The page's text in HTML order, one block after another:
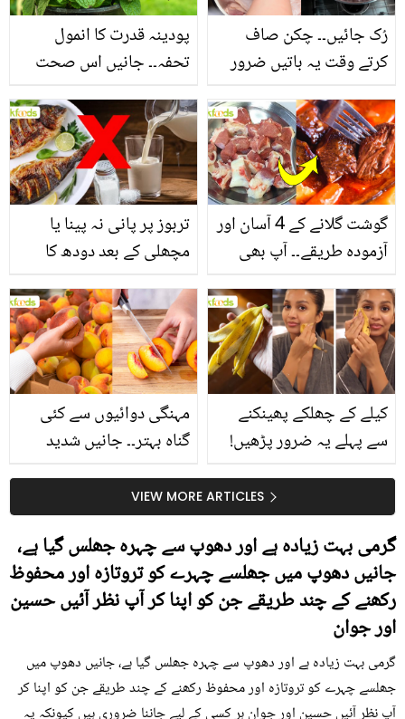
پودینہ قدرت کا انمول
تحفہ۔۔ جانیں اس صحت
انگیز طبی فوائد
رُک جائیں۔۔ چکن صاف
کرتے وقت یہ باتیں ضرور
تربوز پر پانی نہ پینا یا
مچھلی کے بعد دودھ کا
سے متعلق غلط فہمیوں کی
حقیقت کیا ہے اور افواہ
کیا؟
گوشت گلانے کے 4 آسان اور
آزمودہ طریقے۔۔ آپ بھی
بتائے راز
مہنگی دوائیوں سے کئی
گناہ بہتر۔۔ جانیں شدید
کیوں کھانا چاہیے؟
کیلے کے چھلکے پھینکنے
سے پہلے یہ ضرور پڑھیں!
سستا اور قدرتی حلVIEW MORE ARTICLES
گرمی بہت زیادہ ہے اور دھوپ سے چہرہ جھلس گیا ہے،
جانیں دھوپ میں جھلسے چہرے کو تروتازہ اور محفوظ
رکھنے کے چند طریقے جن کو اپنا کر آپ نظر آئیں حسین
اور جوان
گرمی بہت زیادہ ہے اور دھوپ سے چہرہ جھلس گیا ہے، جانیں دھوپ میں
جھلسے چہرے کو تروتازہ اور محفوظ رکھنے کے چند طریقے جن کو اپنا کر
آپ نظر آئیں حسین اور جوان ہر کسی کے لیے جاننا ضروری ہیں کیونکہ یہ